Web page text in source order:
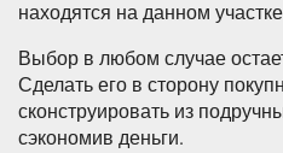
находятся на данном
Выбор в любом случае
Сделать его в сторону
сконструировать из
сэкономив деньги.